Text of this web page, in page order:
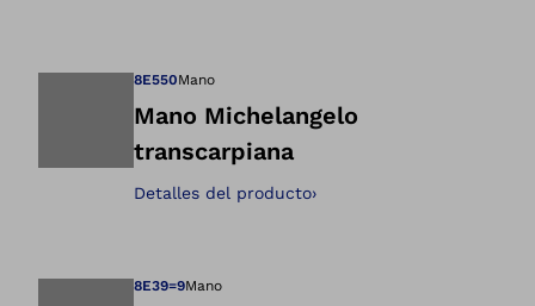
Abre la imagen
8E550Mano
Mano Michelangelo
transcarpiana
Detalles del producto›
8E39=9Mano